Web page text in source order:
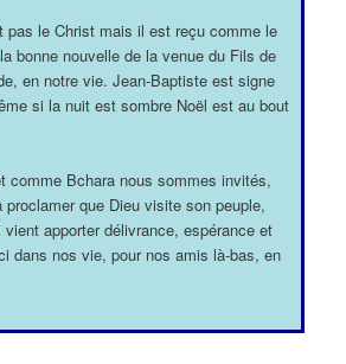
pas le Christ mais il est reçu comme le
bonne nouvelle de la venue du Fils de
en notre vie. Jean-Baptiste est signe
si la nuit est sombre Noël est au bout
comme Bchara nous sommes invités,
proclamer que Dieu visite son peuple,
vient apporter délivrance, espérance et
dans nos vie, pour nos amis là-bas, en